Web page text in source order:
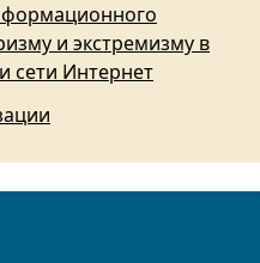
и экстремизму в
сети Интернет